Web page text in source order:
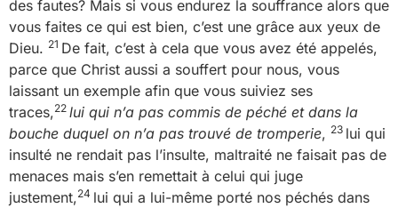
des fautes? Mais si vous endurez la souffrance alors que
vous faites ce qui est bien, c’est une grâce aux yeux de
Dieu. 21 De fait, c’est à cela que vous avez été appelés,
parce que Christ aussi a souffert pour nous, vous
laissant un exemple afin que vous suiviez ses
traces,22 lui qui n’a pas commis de péché et dans la
bouche duquel on n’a pas trouvé de tromperie, 23 lui qui
insulté ne rendait pas l’insulte, maltraité ne faisait pas de
menaces mais s’en remettait à celui qui juge
justement,24 lui qui a lui-même porté nos péchés dans